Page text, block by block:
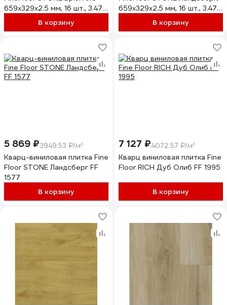
659х329х2.5 мм, 16 шт., 3.47
кв. м FF 1476В корзину
659х329х2.5 мм, 16 шт., 3.47
кв. м FF 1477В корзину
5 869 ₽3949.53 ₽/м²
Кварц-виниловая плитка Fine
Floor STONE Ландсберг FF
1577
В корзину
7 127 ₽4072.57 ₽/м²
Кварц виниловая плитка Fine
Floor RICH Дуб Олиб FF 1995
В корзину